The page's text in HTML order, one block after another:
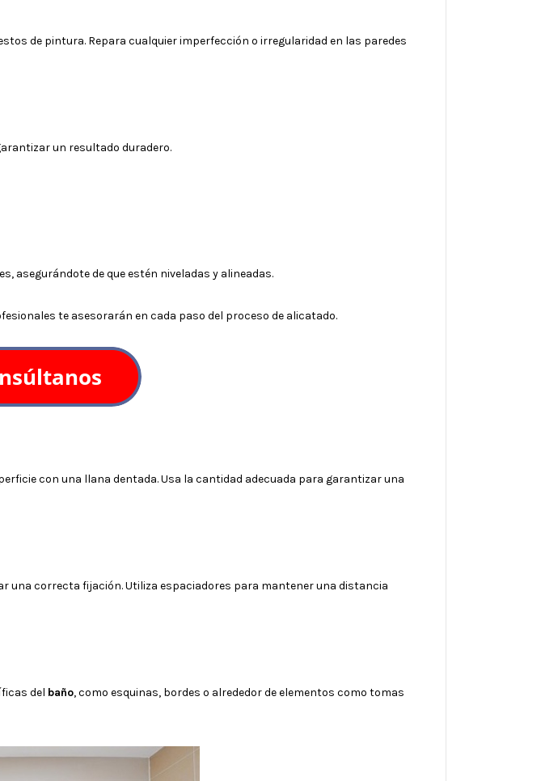
de pintura. Repara cualquier imperfección o irregularidad en las paredes
un resultado duradero.
asegurándote de que estén niveladas y alineadas.
te asesorarán en cada paso del proceso de alicatado.
con una llana dentada. Usa la cantidad adecuada para garantizar una
una correcta fijación. Utiliza espaciadores para mantener una distancia
del baño, como esquinas, bordes o alrededor de elementos como tomas